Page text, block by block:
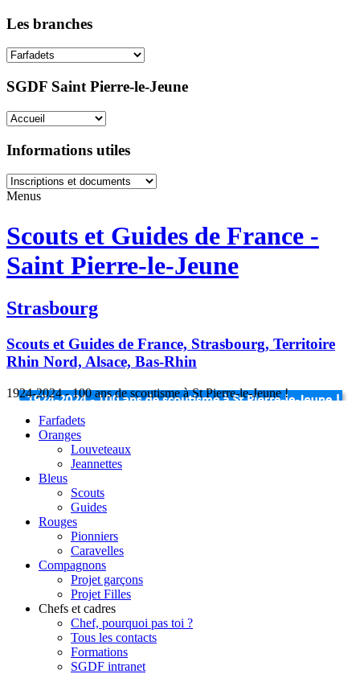
Les branches
SGDF Saint Pierre-le-Jeune
Informations utiles
Menus
Scouts et Guides de France -
Saint Pierre-le-Jeune
Strasbourg
Scouts et Guides de France, Strasbourg, Territoire
Rhin Nord, Alsace, Bas-Rhin
1924-2024 - 100 ans de scoutisme à St Pierre-le-Jeune !
Farfadets
Oranges
Louveteaux
Jeannettes
Bleus
Scouts
Guides
Rouges
Pionniers
Caravelles
Compagnons
Projet garçons
Projet Filles
Chefs et cadres
Chef, pourquoi pas toi ?
Tous les contacts
Formations
SGDF intranet